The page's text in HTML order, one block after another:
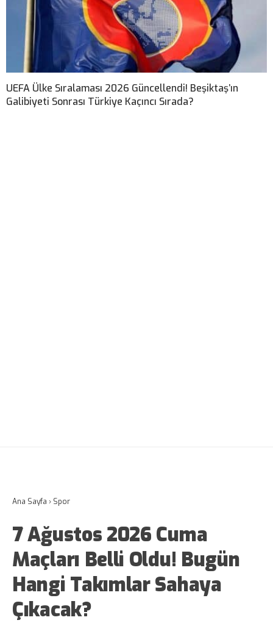
UEFA Ülke Sıralaması 2026 Güncellendi! Beşiktaş’ın
Galibiyeti Sonrası Türkiye Kaçıncı Sırada?
Ana Sayfa › Spor
7 Ağustos 2026 Cuma
Maçları Belli Oldu! Bugün
Hangi Takımlar Sahaya
Çıkacak?